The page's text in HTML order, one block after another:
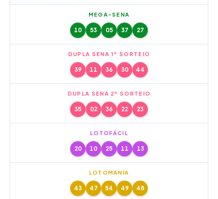
MEGA-SENA
10 53 05 37 27
DUPLA SENA 1º SORTEIO
39 11 36 30 44
DUPLA SENA 2º SORTEIO
35 02 36 22 23
LOTOFÁCIL
20 10 25 11 13
LOTOMANIA
43 47 54 49 48